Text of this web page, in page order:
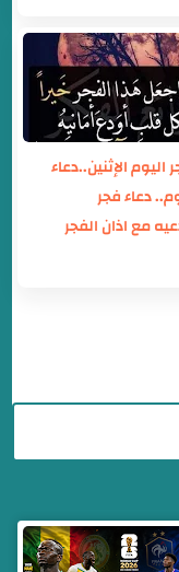
اليوم الإثنين..دعاء
دعاء فجر
مع اذان الفجر